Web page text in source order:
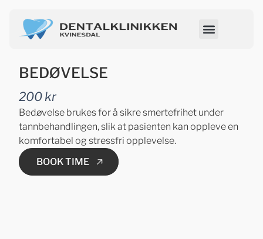
BEDØVELSE
200 kr
Bedøvelse brukes for å sikre smertefrihet under
tannbehandlingen, slik at pasienten kan oppleve en
komfortabel og stressfri opplevelse.
BOOK TIME